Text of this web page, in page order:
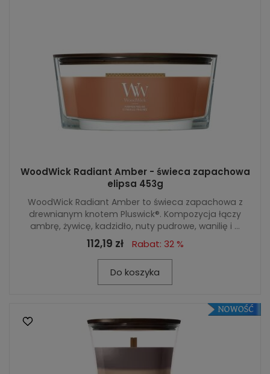
WoodWick Radiant Amber - świeca zapachowa
elipsa 453g
WoodWick Radiant Amber to świeca zapachowa z
drewnianym knotem Pluswick®. Kompozycja łączy
ambrę, żywicę, kadzidło, nuty pudrowe, wanilię i ...
112,19 zł Rabat: 32 %
Do koszyka